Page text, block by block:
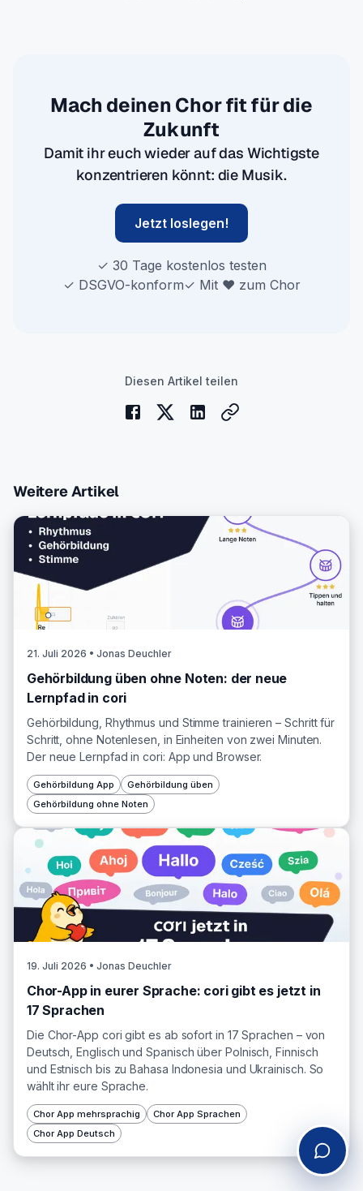
Mach deinen Chor fit für die
Zukunft
Damit ihr euch wieder auf das Wichtigste
konzentrieren könnt: die Musik.
Jetzt loslegen!
✓ 30 Tage kostenlos testen
✓ DSGVO-konform✓ Mit ♥️ zum Chor
Diesen Artikel teilen
Weitere Artikel
21. Juli 2026 • Jonas Deuchler
Gehörbildung üben ohne Noten: der neue
Lernpfad in cori
Gehörbildung, Rhythmus und Stimme trainieren – Schritt für
Schritt, ohne Notenlesen, in Einheiten von zwei Minuten.
Der neue Lernpfad in cori: App und Browser.
Gehörbildung App
Gehörbildung üben
Gehörbildung ohne Noten
19. Juli 2026 • Jonas Deuchler
Chor-App in eurer Sprache: cori gibt es jetzt in
17 Sprachen
Die Chor-App cori gibt es ab sofort in 17 Sprachen – von
Deutsch, Englisch und Spanisch über Polnisch, Finnisch
und Estnisch bis zu Bahasa Indonesia und Ukrainisch. So
wählt ihr eure Sprache.
Chor App mehrsprachig
Chor App Sprachen
Chor App Deutsch